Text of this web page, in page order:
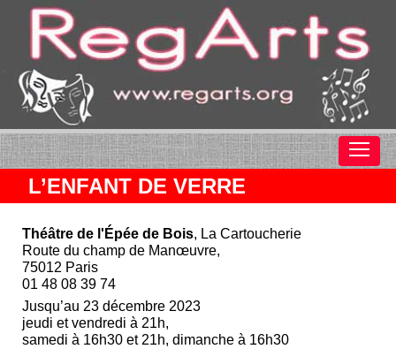
L’ENFANT DE VERRE
Théâtre de l'Épée de Bois, La Cartoucherie
Route du champ de Manœuvre,
75012 Paris
01 48 08 39 74
Jusqu’au 23 décembre 2023
jeudi et vendredi à 21h,
samedi à 16h30 et 21h, dimanche à 16h30